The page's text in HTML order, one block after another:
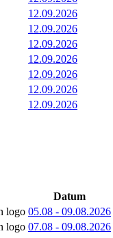
12.09.2026
12.09.2026
12.09.2026
12.09.2026
12.09.2026
12.09.2026
12.09.2026
Datum
05.08 - 09.08.2026
07.08 - 09.08.2026